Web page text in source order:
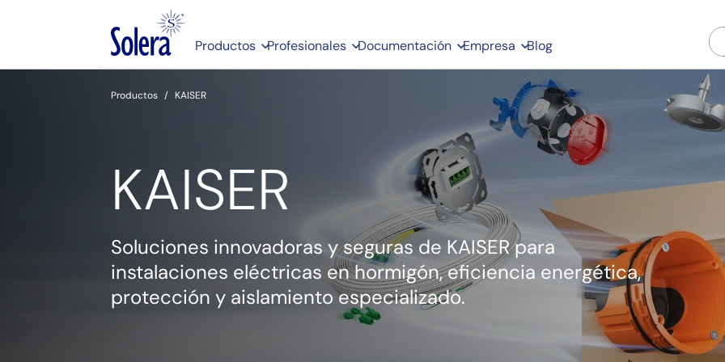
Productos Profesionales Documentación Empresa Blog
Productos KAISER
KAISER
Soluciones innovadoras y seguras de KAISER para
instalaciones eléctricas en hormigón, eficiencia energética,
protección y aislamiento especializado.